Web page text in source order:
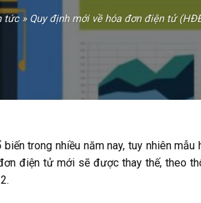
tức» Quy định mới về hóa đơn điện tử
biến trong nhiều năm nay, tuy nhiên
điện tử mới sẽ được thay thế, theo